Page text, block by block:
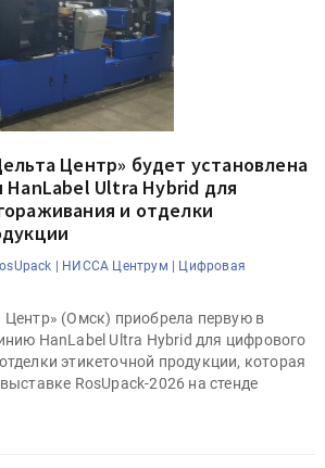
Центр» будет установлена
HanLabel Ultra Hybrid для
и отделки
| НИССА Центрум |
Цифровая
Центр» (Омск) приобрела первую в
HanLabel Ultra Hybrid для цифрового
этикеточной продукции, которая
RosUpack-2026 на стенде